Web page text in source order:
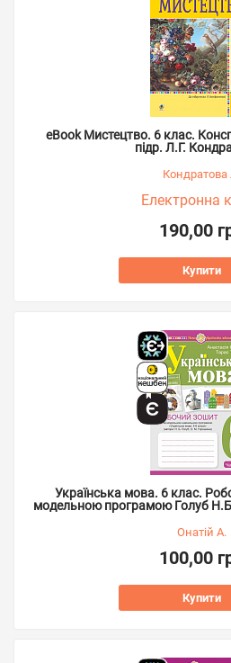
eBook Мистецтво. 6 клас.
підр. Л.Г.
Кондратова
Електронна
190,00
Купити
Українська мова. 6 клас.
модельною програмою Голуб
Онатій А.
100,00
Купити